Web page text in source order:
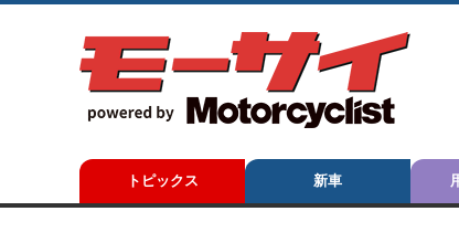
トピックス 新車